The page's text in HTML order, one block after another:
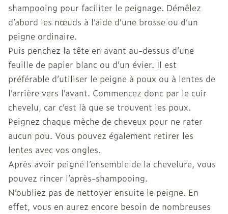
shampooing pour faciliter le peignage. Démêlez
d’abord les nœuds à l’aide d’une brosse ou d’un
peigne ordinaire.
Puis penchez la tête en avant au-dessus d’une
feuille de papier blanc ou d’un évier. Il est
préférable d’utiliser le peigne à poux ou à lentes de
l’arrière vers l’avant. Commencez donc par le cuir
chevelu, car c’est là que se trouvent les poux.
Peignez chaque mèche de cheveux pour ne rater
aucun pou. Vous pouvez également retirer les
lentes avec vos ongles.
Après avoir peigné l’ensemble de la chevelure, vous
pouvez rincer l’après-shampooing.
N’oubliez pas de nettoyer ensuite le peigne. En
effet, vous en aurez encore besoin de nombreuses